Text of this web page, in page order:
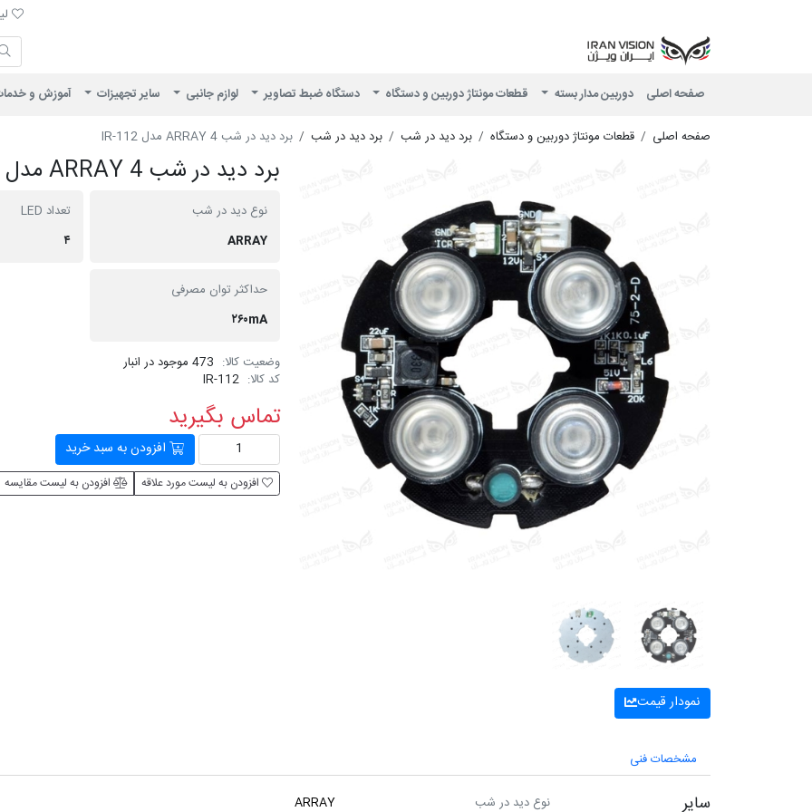
صفحه اصلی دوربین مدار بسته قطعات مونتاژ دوربین و دستگاه دستگاه ضبط تصاویر لوازم جانبی سایر تجهیزات آموزش و
صفحه اصلی قطعات مونتاژ دوربین و دستگاه برد دید در شب برد دید در شب برد دید در شب ARRAY 4 مدل IR-112
نمودار قیمت
برد دید در شب ARRAY 4 مدل IR-112
نوع دید در شب
ARRAY
تعداد LED
۴
حداکثر توان مصرفی
۲۶۰mA
وضعیت کالا: 473 موجود در انبار
کد کالا: IR-112
تماس بگیرید
افزودن به سبد خرید
افزودن به لیست مورد علاقه افزودن به لیست مقایسه
مشخصات فنی
سایر نوع دید در شب ARRAY